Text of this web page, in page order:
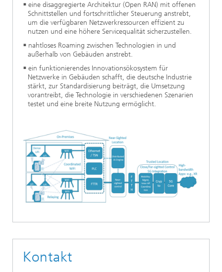
eine disaggregierte Architektur (Open RAN) mit offenen
Schnittstellen und fortschrittlicher Steuerung anstrebt,
um die verfügbaren Netzwerkressourcen effizient zu
nutzen und eine höhere Servicequalität sicherzustellen.
nahtloses Roaming zwischen Technologien in und
außerhalb von Gebäuden anstrebt.
ein funktionierendes Innovationsökosystem für
Netzwerke in Gebäuden schafft, die deutsche Industrie
stärkt, zur Standardisierung beiträgt, die Umsetzung
vorantreibt, die Technologie in verschiedenen Szenarien
testet und eine breite Nutzung ermöglicht.
Kontakt